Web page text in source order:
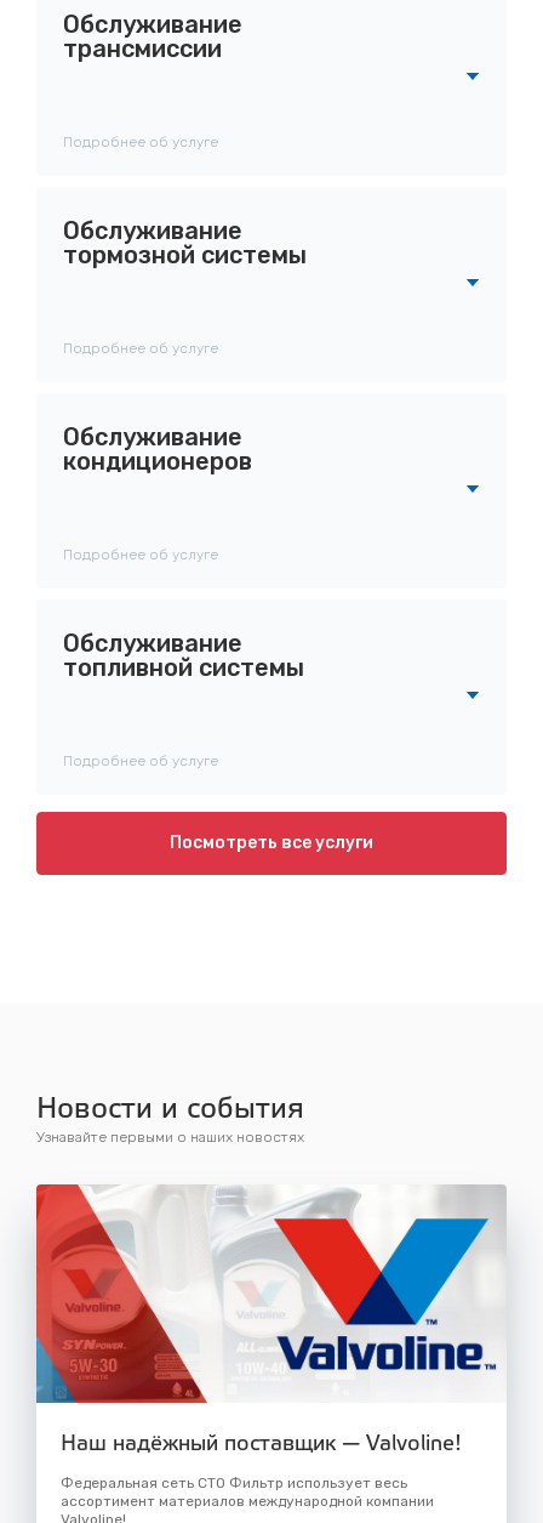
Обслуживание
трансмиссии
Подробнее об услуге
Обслуживание
тормозной системы
Подробнее об услуге
Обслуживание
кондиционеров
Подробнее об услуге
Обслуживание
топливной системы
Подробнее об услуге
Посмотреть все услуги
Новости и события
Узнавайте первыми о наших новостях
Наш надёжный поставщик — Valvoline!
Федеральная сеть СТО Фильтр использует весь
ассортимент материалов международной компании
Valvoline!